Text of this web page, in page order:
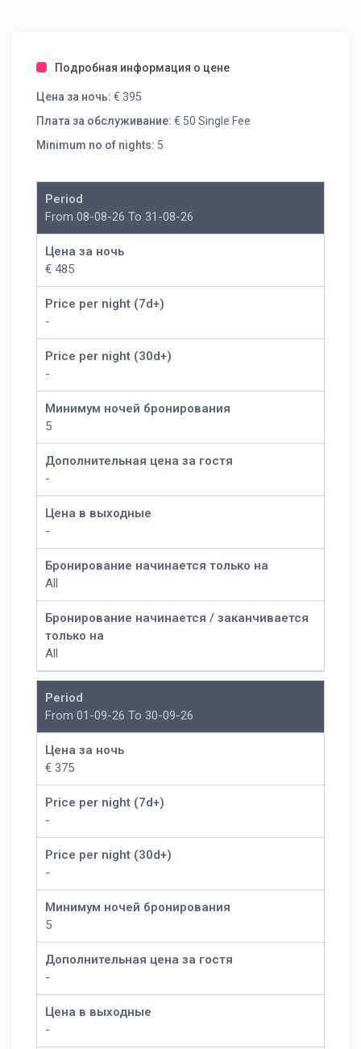
Подробная информация о цене
Цена за ночь: € 395
Плата за обслуживание: € 50 Single Fee
Minimum no of nights: 5
Period
From 08-08-26 To 31-08-26
Цена за ночь
€ 485
Price per night (7d+)
-
Price per night (30d+)
-
Минимум ночей бронирования
5
Дополнительная цена за гостя
-
Цена в выходные
-
Бронирование начинается только на
All
Бронирование начинается / заканчивается
только на
All
Period
From 01-09-26 To 30-09-26
Цена за ночь
€ 375
Price per night (7d+)
-
Price per night (30d+)
-
Минимум ночей бронирования
5
Дополнительная цена за гостя
-
Цена в выходные
-